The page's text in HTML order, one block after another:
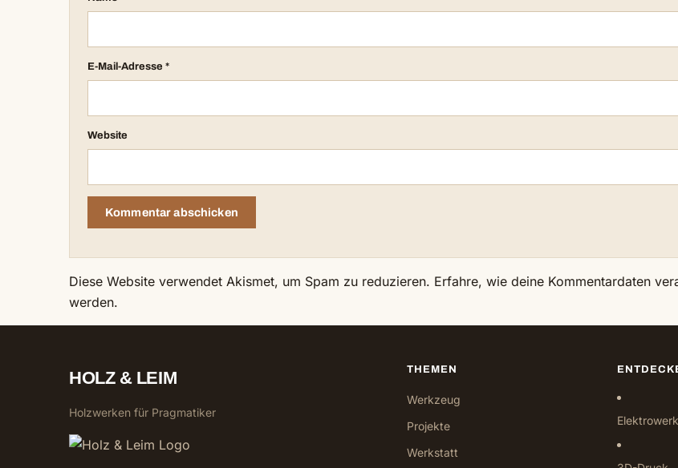
E-Mail-Adresse *
Website
Diese Website verwendet Akismet, um Spam zu reduzieren. Erfahre, wie deine Kommentardaten
werden.
HOLZ & LEIM
Holzwerken für Pragmatiker
THEMEN
Werkzeug
Projekte
Werkstatt